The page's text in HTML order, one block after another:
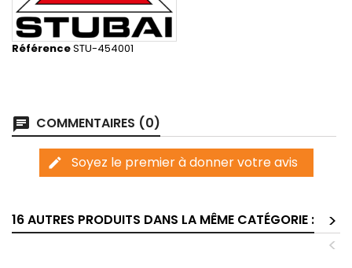
RéférenceSTU-454001
chat COMMENTAIRES (0)
edit Soyez le premier à donner votre avis
16 AUTRES PRODUITS DANS LA MÊME CATÉGORIE :
>
<